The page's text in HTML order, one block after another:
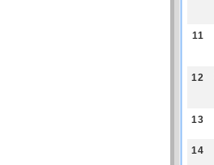
11
12
13
14